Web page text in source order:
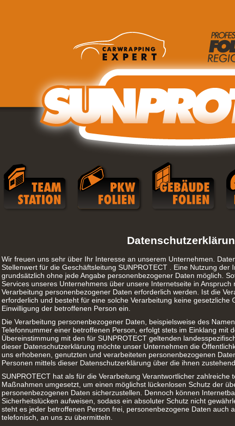
Wir freuen uns sehr über Ihr Interesse an unserem Unternehmen.
Stellenwert für die Geschäftsleitung SUNPROTECT . Eine Nutzung der
grundsätzlich ohne jede Angabe personenbezogener Daten möglich.
Services unseres Unternehmens über unsere Internetseite in
Verarbeitung personenbezogener Daten erforderlich werden. Ist die
erforderlich und besteht für eine solche Verarbeitung keine gesetzliche
Einwilligung der betroffenen Person ein.
Die Verarbeitung personenbezogener Daten, beispielsweise des
Telefonnummer einer betroffenen Person, erfolgt stets im Einklang mit
Übereinstimmung mit den für SUNPROTECT geltenden
dieser Datenschutzerklärung möchte unser Unternehmen die
uns erhobenen, genutzten und verarbeiteten personenbezogenen
Personen mittels dieser Datenschutzerklärung über die ihnen
SUNPROTECT hat als für die Verarbeitung Verantwortlicher zahlreiche
Maßnahmen umgesetzt, um einen möglichst lückenlosen Schutz der
personenbezogenen Daten sicherzustellen. Dennoch können
Sicherheitslücken aufweisen, sodass ein absoluter Schutz nicht
steht es jeder betroffenen Person frei, personenbezogene Daten auch
telefonisch, an uns zu übermitteln.